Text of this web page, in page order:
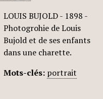
LOUIS BUJOLD - 1898 -
Photogrohie de Louis
Bujold et de ses enfants
dans une charette.
Mots-clés: portrait